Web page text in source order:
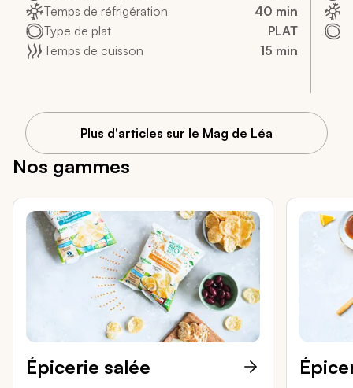
Plus d'articles sur le Mag de Léa
Temps de réfrigération
40 min
Type de plat
PLAT
Temps de cuisson
15 min
Nos gammes
Épicerie salée